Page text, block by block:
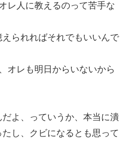
レ人に教えるのって苦手な
えられればそれでもいいんで
オレも明日からいないから
だよ、っていうか、本当に潰
し、クビになるとも思って